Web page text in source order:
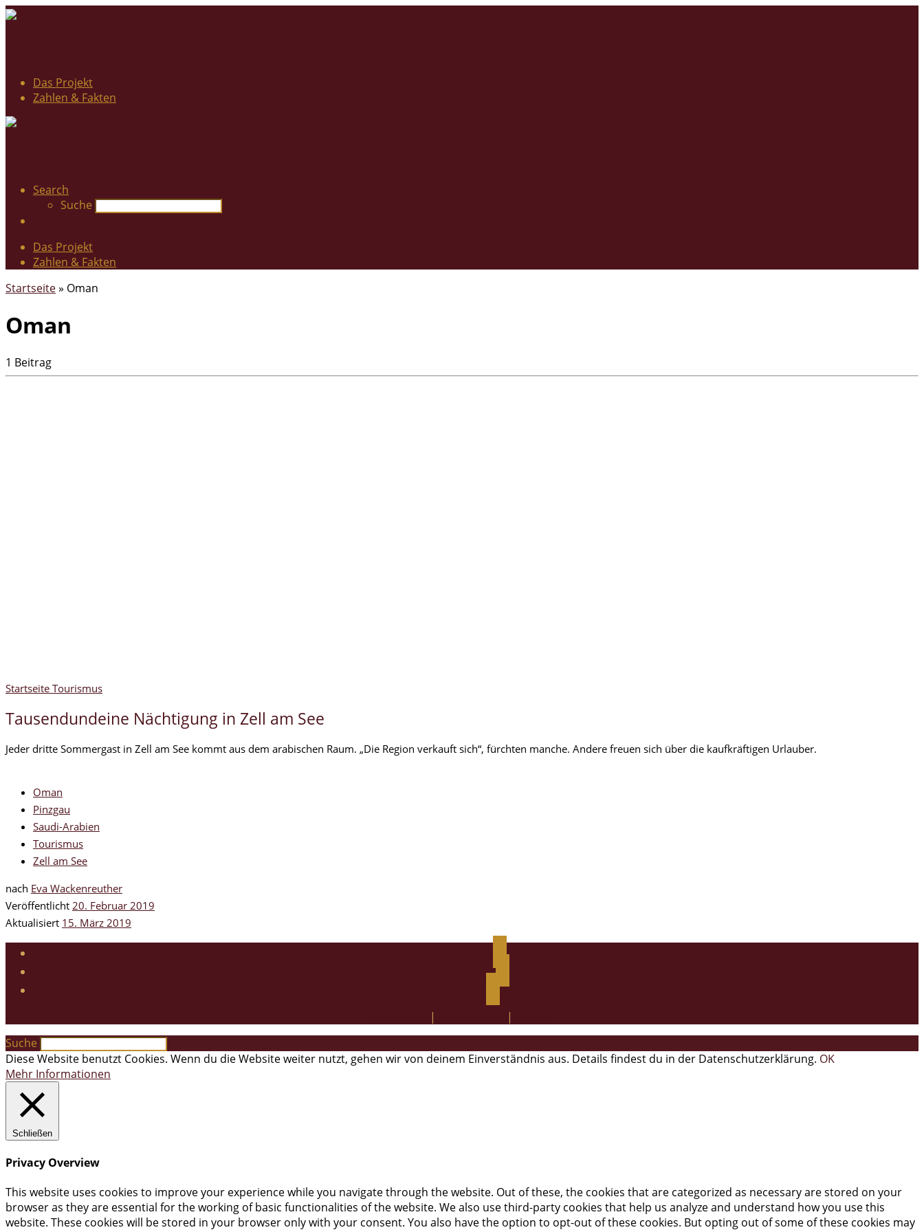
Das Projekt
Zahlen & Fakten
Search
Suche
Das Projekt
Zahlen & Fakten
Startseite» Oman
Oman
1 Beitrag
Startseite Tourismus
Tausendundeine Nächtigung in Zell am See
Jeder dritte Sommergast in Zell am See kommt aus dem arabischen Raum. „Die Region verkauft sich“, fürchten manche. Andere freuen sich über die kaufkräftigen Urlauber.
Oman
Pinzgau
Saudi-Arabien
Tourismus
Zell am See
nach Eva Wackenreuther
Veröffentlicht 20. Februar 2019
Aktualisiert 15. März 2019
instagram
| |
Suche
Diese Website benutzt Cookies. Wenn du die Website weiter nutzt, gehen wir von deinem Einverständnis aus. Details findest du in der Datenschutzerklärung. OK
Mehr Informationen
Schließen
Privacy Overview
This website uses cookies to improve your experience while you navigate through the website. Out of these, the cookies that are categorized as necessary are stored on your
browser as they are essential for the working of basic functionalities of the website. We also use third-party cookies that help us analyze and understand how you use this
website. These cookies will be stored in your browser only with your consent. You also have the option to opt-out of these cookies. But opting out of some of these cookies may